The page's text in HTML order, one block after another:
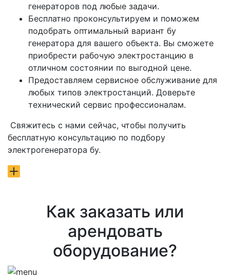
генераторов под любые задачи.
Бесплатно проконсультируем и поможем
подобрать оптимальный вариант бу
генератора для вашего объекта. Вы сможете
приобрести рабочую электростанцию в
отличном состоянии по выгодной цене.
Предоставляем сервисное обслуживание для
любых типов электростанций. Доверьте
технический сервис профессионалам.
Свяжитесь с нами сейчас, чтобы получить
бесплатную консультацию по подбору
электрогенератора бу.
Как заказать или
арендовать
оборудование?